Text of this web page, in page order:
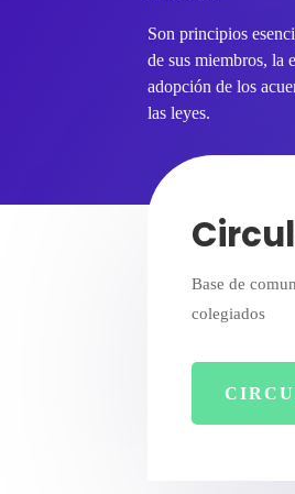
Son principios
de sus miembros, la
adopción de los
las leyes.
Base de
colegiados